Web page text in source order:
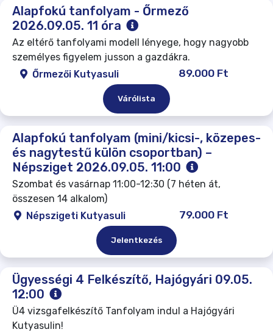
Alapfokú tanfolyam - Őrmező
2026.09.05. 11 óra
Az eltérő tanfolyami modell lényege, hogy nagyobb
személyes figyelem jusson a gazdákra.
Őrmezői Kutyasuli
89.000 Ft
Várólista
Alapfokú tanfolyam (mini/kicsi-, közepes-
és nagytestű külön csoportban) –
Népsziget 2026.09.05. 11:00
Szombat és vasárnap 11:00-12:30 (7 héten át,
összesen 14 alkalom)
Népszigeti Kutyasuli
79.000 Ft
Jelentkezés
Ügyességi 4 Felkészítő, Hajógyári 09.05.
12:00
Ü4 vizsgafelkészítő Tanfolyam indul a Hajógyári
Kutyasulin!